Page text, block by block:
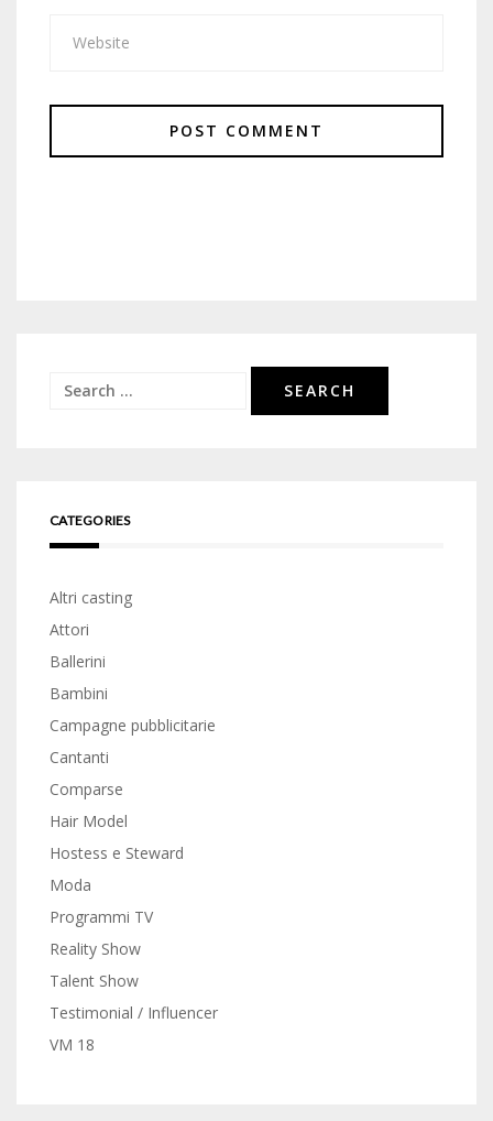
Search
CATEGORIES
Altri casting
Attori
Ballerini
Bambini
Campagne pubblicitarie
Cantanti
Comparse
Hair Model
Hostess e Steward
Moda
Programmi TV
Reality Show
Talent Show
Testimonial / Influencer
VM 18